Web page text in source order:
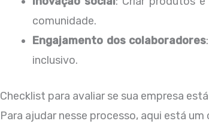
comunidade.
Engajamento dos colaboradores
inclusivo.
Checklist para avaliar se sua empresa
Para ajudar nesse processo, aqui está